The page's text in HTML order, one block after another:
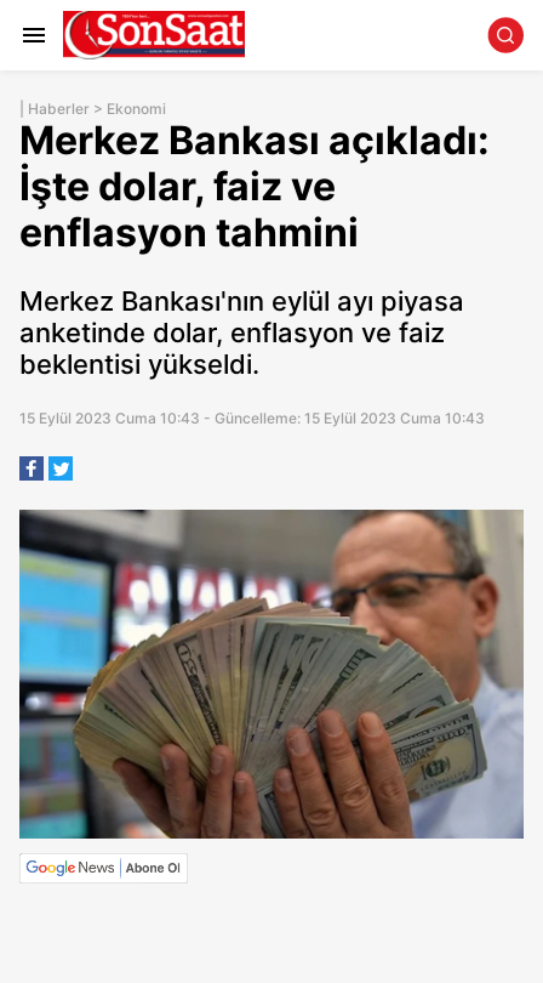
Haberler > Ekonomi
Merkez Bankası açıkladı:
İşte dolar, faiz ve
enflasyon tahmini
Merkez Bankası'nın eylül ayı piyasa
anketinde dolar, enflasyon ve faiz
beklentisi yükseldi.
15 Eylül 2023 Cuma 10:43 - Güncelleme: 15 Eylül 2023 Cuma 10:43